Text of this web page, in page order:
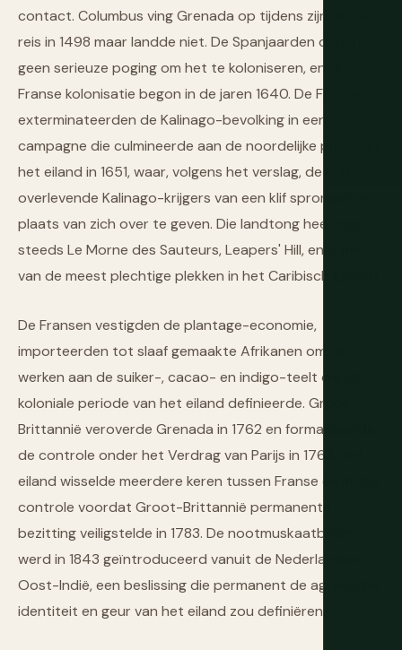
contact. Columbus ving Grenada op tijdens zijn derde
reis in 1498 maar landde niet. De Spanjaarden deden
geen serieuze poging om het te koloniseren, en de
Franse kolonisatie begon in de jaren 1640. De Fransen
exterminateerden de Kalinago-bevolking in een
campagne die culmineerde aan de noordelijke punt van
het eiland in 1651, waar, volgens het verslag, de laatste
overlevende Kalinago-krijgers van een klif sprongen in
plaats van zich over te geven. Die landtong heet nog
steeds Le Morne des Sauteurs, Leapers' Hill, en is een
van de meest plechtige plekken in het Caribisch gebied.
De Fransen vestigden de plantage-economie,
importeerden tot slaaf gemaakte Afrikanen om te
werken aan de suiker-, cacao- en indigo-teelt die de
koloniale periode van het eiland definieerde. Groot-
Brittannië veroverde Grenada in 1762 en formaliseerde
de controle onder het Verdrag van Parijs in 1763. Het
eiland wisselde meerdere keren tussen Franse en Britse
controle voordat Groot-Brittannië permanente
bezitting veiligstelde in 1783. De nootmuskaatboom
werd in 1843 geïntroduceerd vanuit de Nederlandse
Oost-Indië, een beslissing die permanent de agrarische
identiteit en geur van het eiland zou definiëren.